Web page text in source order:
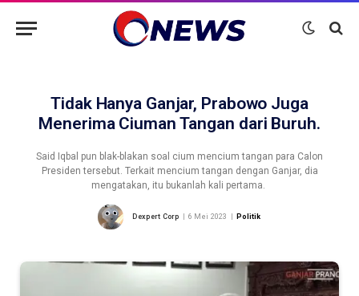
Tidak Hanya Ganjar, Prabowo Juga
Menerima Ciuman Tangan dari Buruh.
Said Iqbal pun blak-blakan soal cium mencium tangan para Calon
Presiden tersebut. Terkait mencium tangan dengan Ganjar, dia
mengatakan, itu bukanlah kali pertama.
Dexpert Corp 6 Mei 2023 Politik